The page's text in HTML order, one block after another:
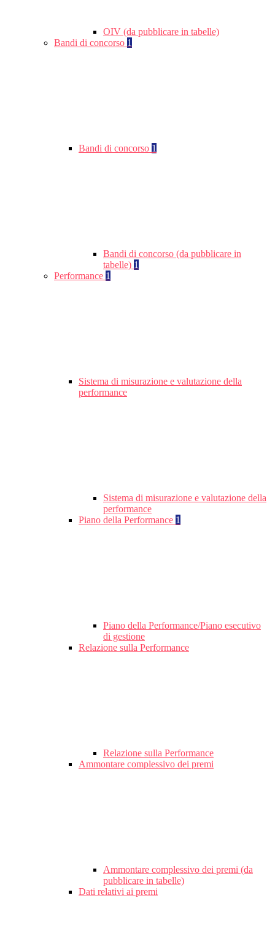
OIV (da pubblicare in tabelle)
Bandi di concorso 1
Bandi di concorso 1
Bandi di concorso (da pubblicare in
tabelle) 1
Performance 1
Sistema di misurazione e valutazione della
performance
Sistema di misurazione e valutazione della
performance
Piano della Performance 1
Piano della Performance/Piano esecutivo
di gestione
Relazione sulla Performance
Relazione sulla Performance
Ammontare complessivo dei premi
Ammontare complessivo dei premi (da
pubblicare in tabelle)
Dati relativi ai premi